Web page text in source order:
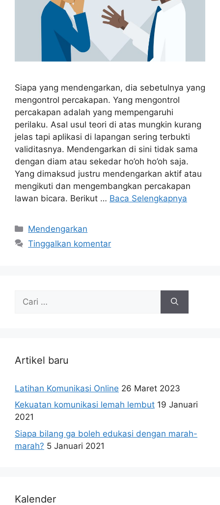
Siapa yang mendengarkan, dia sebetulnya yang
mengontrol percakapan. Yang mengontrol
percakapan adalah yang mempengaruhi
perilaku. Asal usul teori di atas mungkin kurang
jelas tapi aplikasi di lapangan sering terbukti
validitasnya. Mendengarkan di sini tidak sama
dengan diam atau sekedar ho’oh ho’oh saja.
Yang dimaksud justru mendengarkan aktif atau
mengikuti dan mengembangkan percakapan
lawan bicara. Berikut … Baca Selengkapnya
Kategori
Mendengarkan
Tinggalkan komentar
untuk:
Artikel baru
Latihan Komunikasi Online 26 Maret 2023
Kekuatan komunikasi lemah lembut 19 Januari
2021
Siapa bilang ga boleh edukasi dengan marah-
marah? 5 Januari 2021
Kalender